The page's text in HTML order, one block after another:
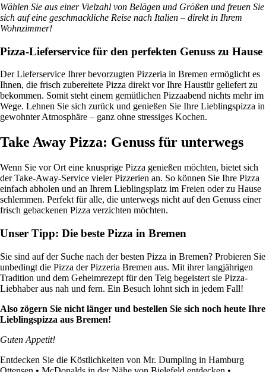
Wählen Sie aus einer Vielzahl von Belägen und Größen und freuen Sie
sich auf eine geschmackliche Reise nach Italien – direkt in Ihrem
Wohnzimmer!
Pizza-Lieferservice für den perfekten Genuss zu Hause
Der Lieferservice Ihrer bevorzugten Pizzeria in Bremen ermöglicht es
Ihnen, die frisch zubereitete Pizza direkt vor Ihre Haustür geliefert zu
bekommen. Somit steht einem gemütlichen Pizzaabend nichts mehr im
Wege. Lehnen Sie sich zurück und genießen Sie Ihre Lieblingspizza in
gewohnter Atmosphäre – ganz ohne stressiges Kochen.
Take Away Pizza: Genuss für unterwegs
Wenn Sie vor Ort eine knusprige Pizza genießen möchten, bietet sich
der Take-Away-Service vieler Pizzerien an. So können Sie Ihre Pizza
einfach abholen und an Ihrem Lieblingsplatz im Freien oder zu Hause
schlemmen. Perfekt für alle, die unterwegs nicht auf den Genuss einer
frisch gebackenen Pizza verzichten möchten.
Unser Tipp: Die beste Pizza in Bremen
Sie sind auf der Suche nach der besten Pizza in Bremen? Probieren Sie
unbedingt die Pizza der Pizzeria Bremen aus. Mit ihrer langjährigen
Tradition und dem Geheimrezept für den Teig begeistert sie Pizza-
Liebhaber aus nah und fern. Ein Besuch lohnt sich in jedem Fall!
Also zögern Sie nicht länger und bestellen Sie sich noch heute Ihre
Lieblingspizza aus Bremen!
Guten Appetit!
Entdecken Sie die Köstlichkeiten von Mr. Dumpling in Hamburg